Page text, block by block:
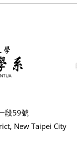
段59號
New Taipei City